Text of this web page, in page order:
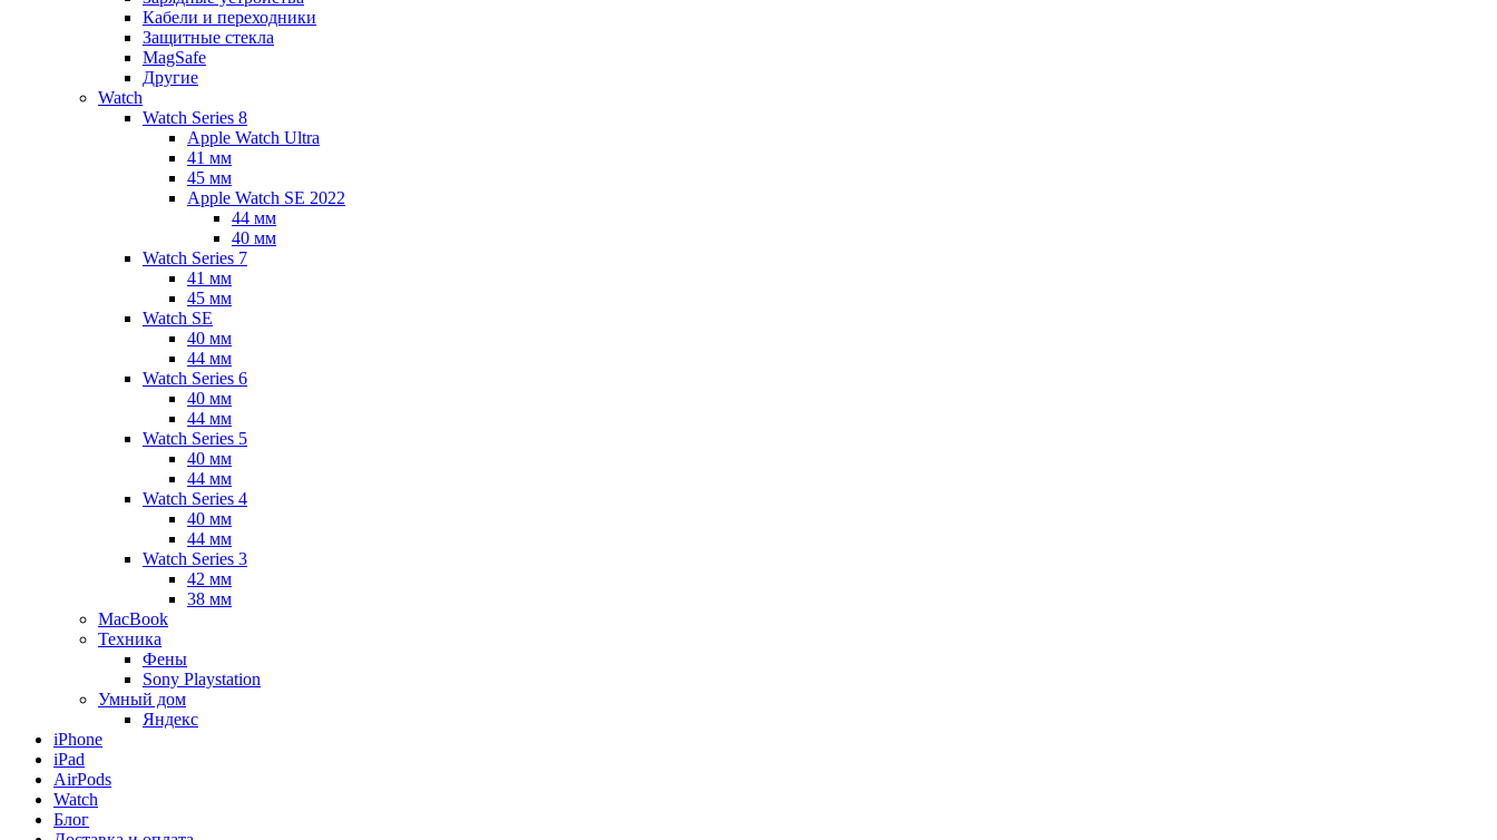
Кабели и переходники
Защитные стекла
MagSafe
Другие
Watch
Watch Series 8
Apple Watch Ultra
41 мм
45 мм
Apple Watch SE 2022
44 мм
40 мм
Watch Series 7
41 мм
45 мм
Watch SE
40 мм
44 мм
Watch Series 6
40 мм
44 мм
Watch Series 5
40 мм
44 мм
Watch Series 4
40 мм
44 мм
Watch Series 3
42 мм
38 мм
MacBook
Техника
Фены
Sony Playstation
Умный дом
Яндекс
iPhone
iPad
AirPods
Watch
Блог